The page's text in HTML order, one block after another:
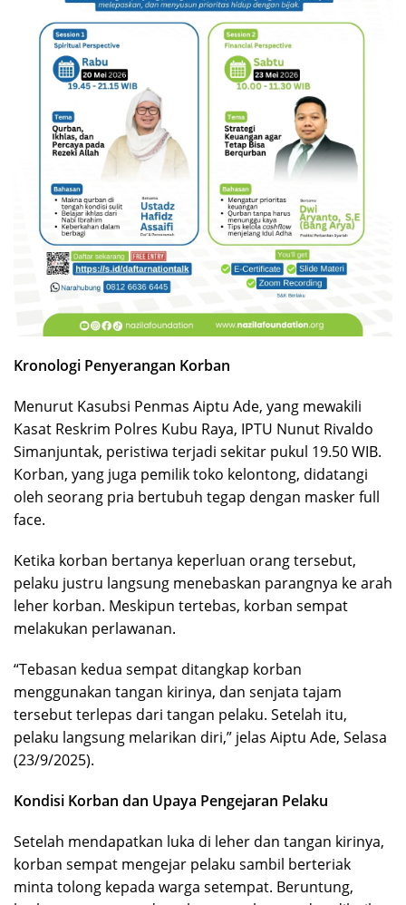
Kronologi Penyerangan Korban
Menurut Kasubsi Penmas Aiptu Ade, yang mewakili
Kasat Reskrim Polres Kubu Raya, IPTU Nunut Rivaldo
Simanjuntak, peristiwa terjadi sekitar pukul 19.50 WIB.
Korban, yang juga pemilik toko kelontong, didatangi
oleh seorang pria bertubuh tegap dengan masker full
face.
Ketika korban bertanya keperluan orang tersebut,
pelaku justru langsung menebaskan parangnya ke arah
leher korban. Meskipun tertebas, korban sempat
melakukan perlawanan.
“Tebasan kedua sempat ditangkap korban
menggunakan tangan kirinya, dan senjata tajam
tersebut terlepas dari tangan pelaku. Setelah itu,
pelaku langsung melarikan diri,” jelas Aiptu Ade, Selasa
(23/9/2025).
Kondisi Korban dan Upaya Pengejaran Pelaku
Setelah mendapatkan luka di leher dan tangan kirinya,
korban sempat mengejar pelaku sambil berteriak
minta tolong kepada warga setempat. Beruntung,